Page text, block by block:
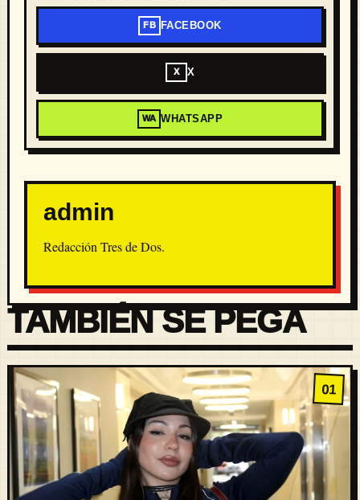
FB FACEBOOK
X X
WA WHATSAPP
admin
Redacción Tres de Dos.
TAMBIÉN SE PEGA
01